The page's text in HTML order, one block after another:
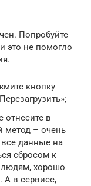
Попробуйте
это не помогло
кнопку
отнесите в
метод – очень
данные на
сбросом к
хорошо
А в сервисе,